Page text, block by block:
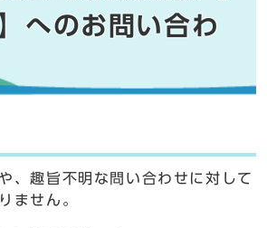
へのお問い合わ
、趣旨不明な問い合わせに対して
ません。